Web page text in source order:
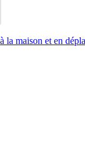
la maison et en